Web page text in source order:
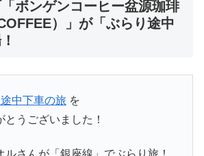
ボンゲンコーヒー盆源珈琲
）」 が「ぶらり途中
中下車の旅 を
とうございました！
ルさんが「銀座線」でぶらり旅！